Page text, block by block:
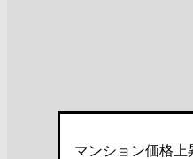
マンション価格上